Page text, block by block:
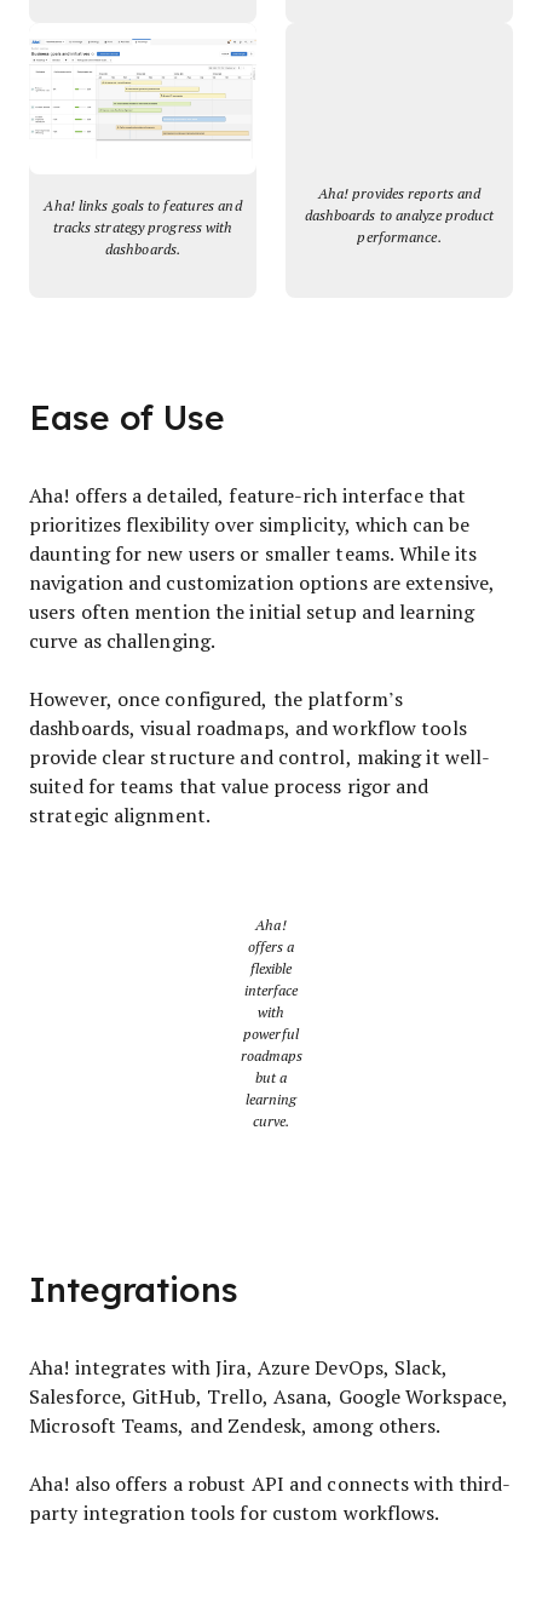
Aha! links goals to features and
tracks strategy progress with
dashboards.
Aha! provides reports and
dashboards to analyze product
performance.
Ease of Use
Aha! offers a detailed, feature-rich interface that
prioritizes flexibility over simplicity, which can be
daunting for new users or smaller teams. While its
navigation and customization options are extensive,
users often mention the initial setup and learning
curve as challenging.
However, once configured, the platform’s
dashboards, visual roadmaps, and workflow tools
provide clear structure and control, making it well-
suited for teams that value process rigor and
strategic alignment.
Aha!
offers a
flexible
interface
with
powerful
roadmaps
but a
learning
curve.
Integrations
Aha! integrates with Jira, Azure DevOps, Slack,
Salesforce, GitHub, Trello, Asana, Google Workspace,
Microsoft Teams, and Zendesk, among others.
Aha! also offers a robust API and connects with third-
party integration tools for custom workflows.